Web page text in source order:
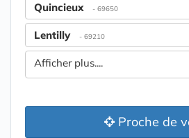
Quincieux - 69650
Lentilly - 69210
Afficher plus....
Proche de